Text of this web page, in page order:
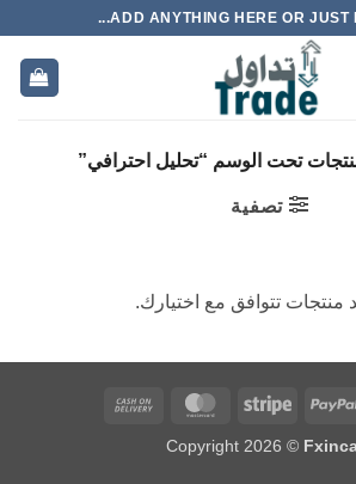
ADD ANYTHING HERE OR JUST
تحت الوسم “تحليل احترافي”
تصفية
منتجات تتوافق مع اختيارك.
PayPal
Stripe
MasterCard
Copyright 2026 ©